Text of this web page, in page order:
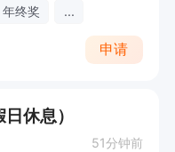
年终奖 ...
申请
休息）
51分钟前